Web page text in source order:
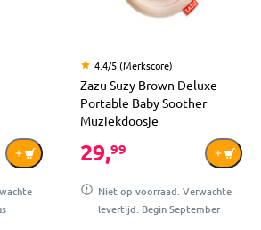
4.4/5 (Merkscore)
Zazu Suzy Brown Deluxe
Portable Baby Soother
Muziekdoosje
29,99
Niet op voorraad. Verwachte
levertijd: Begin September